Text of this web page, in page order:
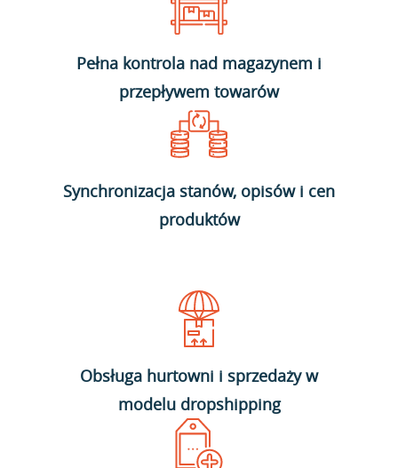
Pełna kontrola nad magazynem i
przepływem towarów
Synchronizacja stanów, opisów i cen
produktów
Obsługa hurtowni i sprzedaży w
modelu dropshipping